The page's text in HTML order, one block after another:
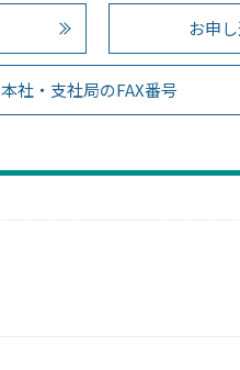
お申
本社・支社局のFAX番号